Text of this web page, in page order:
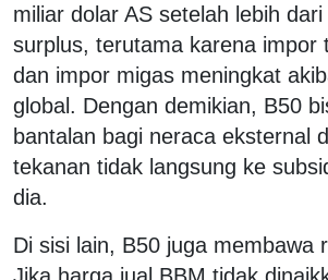
miliar dolar AS setelah lebih
surplus, terutama karena impor
dan impor migas meningkat
global. Dengan demikian, B50
bantalan bagi neraca eksternal
tekanan tidak langsung ke
dia.
Di sisi lain, B50 juga membawa